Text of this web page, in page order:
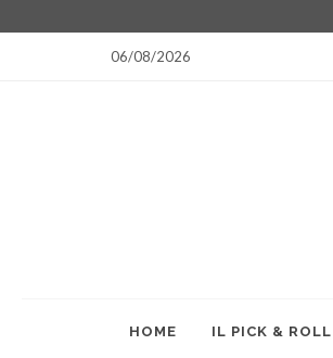
06/08/2026
HOME IL PICK & ROLL